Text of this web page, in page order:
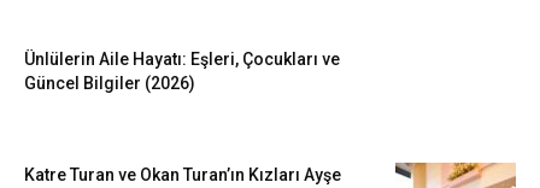
Ünlülerin Aile Hayatı: Eşleri, Çocukları ve
Güncel Bilgiler (2026)
Katre Turan ve Okan Turan’ın Kızları Ayşe